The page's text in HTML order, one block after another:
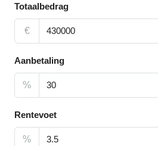
Totaalbedrag
€
Aanbetaling
%
Rentevoet
%